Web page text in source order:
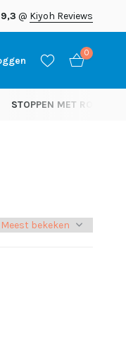
9,3 @ Kiyoh Reviews
0
STOPPEN MET ROKEN